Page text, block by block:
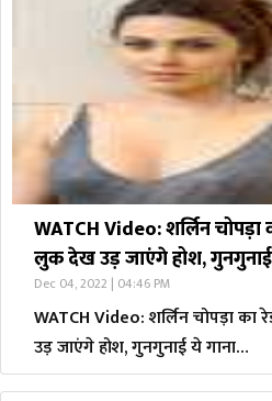
WATCH Video: शर्लिन
लुक देख उड़ जाएंगे होश,
Dec 04, 2022 | 04:46 PM
WATCH Video: शर्लिन चोपड़ा
उड़ जाएंगे होश, गुनगुनाई ये गाना…